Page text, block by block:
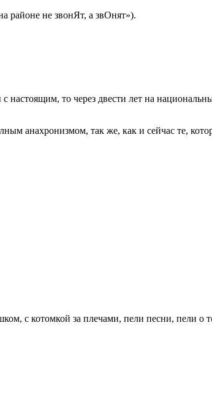
районе не звонЯт, а звОнят»).
настоящим, то через двести лет на
анахронизмом, так же, как и сейчас те,
с котомкой за плечами, пели песни,